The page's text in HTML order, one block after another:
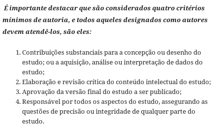
É importante destacar que são considerados quatro critérios
mínimos de autoria, e todos aqueles designados como autores
devem atendê-los, são eles:
Contribuições substanciais para a concepção ou desenho do
estudo; ou a aquisição, análise ou interpretação de dados do
estudo;
Elaboração e revisão crítica do conteúdo intelectual do estudo;
Aprovação da versão final do estudo a ser publicado;
Responsável por todos os aspectos do estudo, assegurando as
questões de precisão ou integridade de qualquer parte do
estudo.